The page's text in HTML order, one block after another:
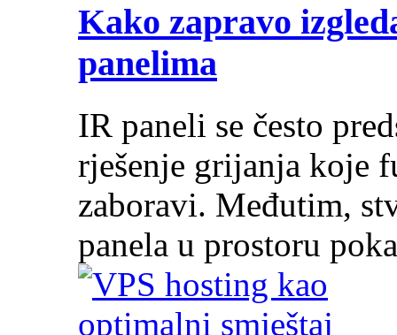
Kako zapravo
panelima
IR paneli se često
rješenje grijanja koje
zaboravi. Međutim,
panela u prostoru